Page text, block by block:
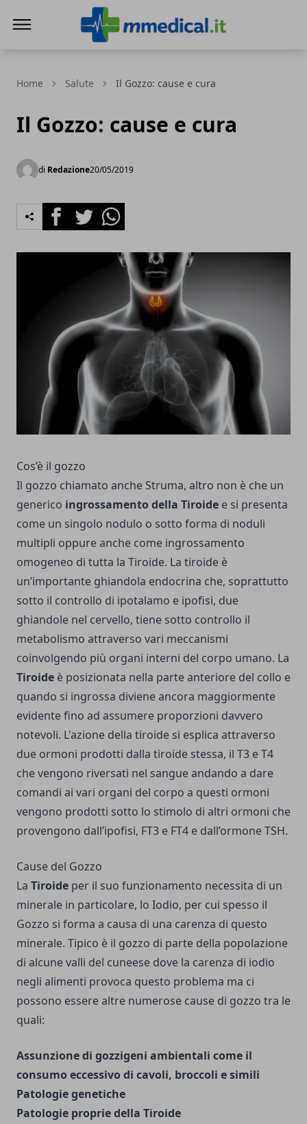
Home Salute Il Gozzo: cause e cura
Il Gozzo: cause e cura
di Redazione20/05/2019
FacebookTwitterWhatsapp
Cos’è il gozzo
Il gozzo chiamato anche Struma, altro non è che un
generico ingrossamento della Tiroide e si presenta
come un singolo nodulo o sotto forma di noduli
multipli oppure anche come ingrossamento
omogeneo di tutta la Tiroide. La tiroide è
un’importante ghiandola endocrina che, soprattutto
sotto il controllo di ipotalamo e ipofisi, due
ghiandole nel cervello, tiene sotto controllo il
metabolismo attraverso vari meccanismi
coinvolgendo più organi interni del corpo umano. La
Tiroide è posizionata nella parte anteriore del collo e
quando si ingrossa diviene ancora maggiormente
evidente fino ad assumere proporzioni davvero
notevoli. L'azione della tiroide si esplica attraverso
due ormoni prodotti dalla tiroide stessa, il T3 e T4
che vengono riversati nel sangue andando a dare
comandi ai vari organi del corpo a questi ormoni
vengono prodotti sotto lo stimolo di altri ormoni che
provengono dall’ipofisi, FT3 e FT4 e dall’ormone TSH.
Cause del Gozzo
La Tiroide per il suo funzionamento necessita di un
minerale in particolare, lo Iodio, per cui spesso il
Gozzo si forma a causa di una carenza di questo
minerale. Tipico è il gozzo di parte della popolazione
di alcune valli del cuneese dove la carenza di iodio
negli alimenti provoca questo problema ma ci
possono essere altre numerose cause di gozzo tra le
quali:
Assunzione di gozzigeni ambientali come il
consumo eccessivo di cavoli, broccoli e simili
Patologie genetiche
Patologie proprie della Tiroide